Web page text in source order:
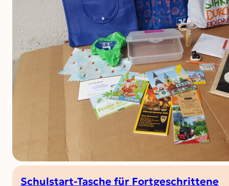
Schulstart-Tasche für Fortgeschrittene